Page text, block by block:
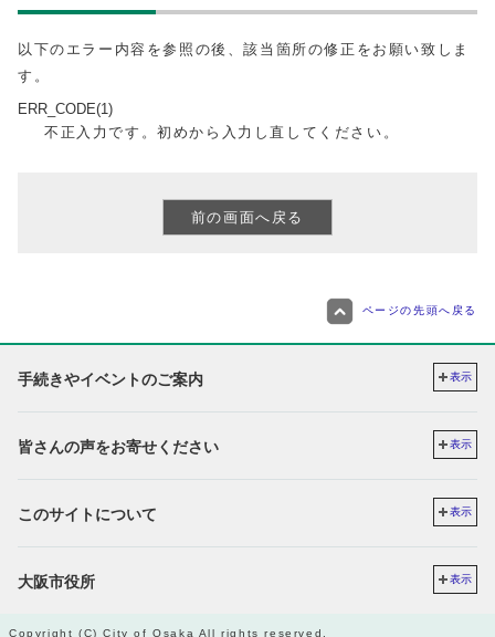
以下のエラー内容を参照の後、該当箇所の修正をお願い致しま
す。
ERR_CODE(1)
不正入力です。初めから入力し直してください。
ページの先頭へ戻る
手続きやイベントのご案内 表示
皆さんの声をお寄せください 表示
このサイトについて 表示
大阪市役所 表示
Copyright (C) City of Osaka All rights reserved.